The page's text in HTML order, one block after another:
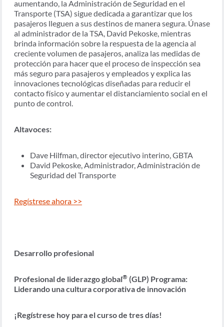
aumentando, la Administración de Seguridad en el
Transporte (TSA) sigue dedicada a garantizar que los
pasajeros lleguen a sus destinos de manera segura. Únase
al administrador de la TSA, David Pekoske, mientras
brinda información sobre la respuesta de la agencia al
creciente volumen de pasajeros, analiza las medidas de
protección para hacer que el proceso de inspección sea
más seguro para pasajeros y empleados y explica las
innovaciones tecnológicas diseñadas para reducir el
contacto físico y aumentar el distanciamiento social en el
punto de control.
Altavoces:
Dave Hilfman, director ejecutivo interino, GBTA
David Pekoske, Administrador, Administración de
Seguridad del Transporte
Regístrese ahora >>
Desarrollo profesional
Profesional de liderazgo global® (GLP) Programa:
Liderando una cultura corporativa de innovación
¡Regístrese hoy para el curso de tres días!